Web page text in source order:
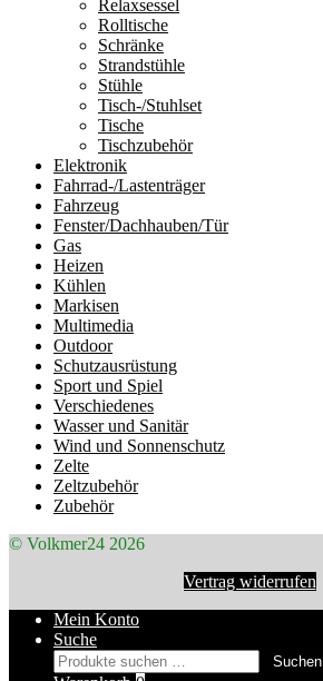
Relaxsessel
Rolltische
Schränke
Strandstühle
Stühle
Tisch-/Stuhlset
Tische
Tischzubehör
Elektronik
Fahrrad-/Lastenträger
Fahrzeug
Fenster/Dachhauben/Tür
Gas
Heizen
Kühlen
Markisen
Multimedia
Outdoor
Schutzausrüstung
Sport und Spiel
Verschiedenes
Wasser und Sanitär
Wind und Sonnenschutz
Zelte
Zeltzubehör
Zubehör
© Volkmer24 2026
Vertrag widerrufen
Mein Konto
Suche
Suchen
Suchen